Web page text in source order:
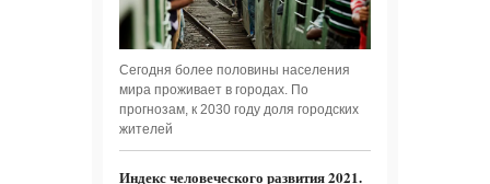
Сегодня более половины населения
мира проживает в городах. По
прогнозам, к 2030 году доля городских
жителей
Индекс человеческого развития 2021.